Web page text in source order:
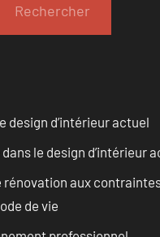
Rechercher
design d’intérieur actuel
le design d’intérieur
rénovation aux
de vie